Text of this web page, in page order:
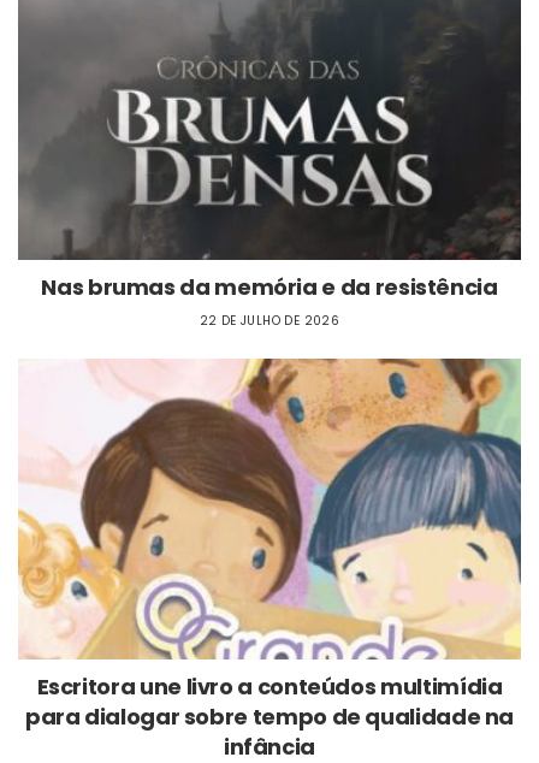
Nas brumas da memória e da resistência
22 DE JULHO DE 2026
Escritora une livro a conteúdos multimídia
para dialogar sobre tempo de qualidade na
infância